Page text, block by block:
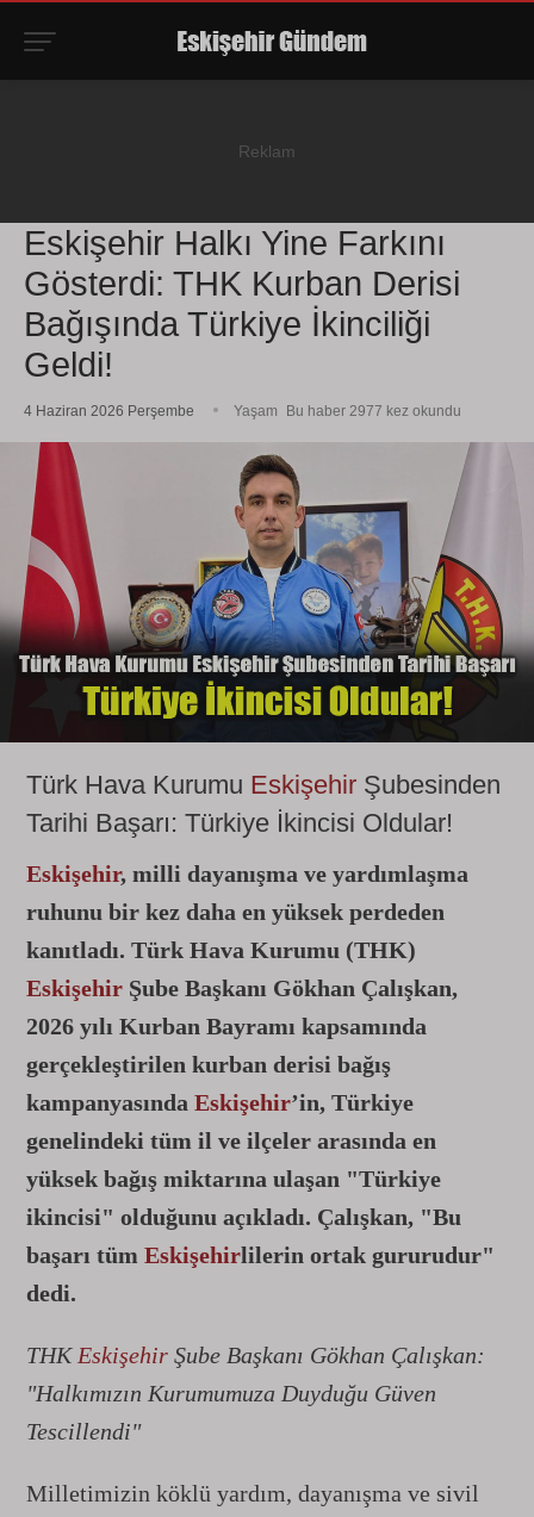
Eskişehir Halkı Yine Farkını
Gösterdi: THK Kurban Derisi
Bağışında Türkiye İkinciliği
Geldi!
4 Haziran 2026 Perşembe Yaşam Bu haber 2977 kez okundu
Türk Hava Kurumu Eskişehir Şubesinden
Tarihi Başarı: Türkiye İkincisi Oldular!
Eskişehir, milli dayanışma ve yardımlaşma
ruhunu bir kez daha en yüksek perdeden
kanıtladı. Türk Hava Kurumu (THK)
Eskişehir Şube Başkanı Gökhan Çalışkan,
2026 yılı Kurban Bayramı kapsamında
gerçekleştirilen kurban derisi bağış
kampanyasında Eskişehir’in, Türkiye
genelindeki tüm il ve ilçeler arasında en
yüksek bağış miktarına ulaşan "Türkiye
ikincisi" olduğunu açıkladı. Çalışkan, "Bu
başarı tüm Eskişehirlilerin ortak gururudur"
dedi.
THK Eskişehir Şube Başkanı Gökhan Çalışkan:
"Halkımızın Kurumumuza Duyduğu Güven
Tescillendi"
Milletimizin köklü yardım, dayanışma ve sivil